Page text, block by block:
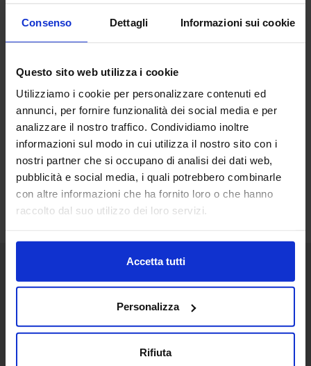
Consenso Dettagli Informazioni sui cookie
Questo sito web utilizza i cookie
Utilizziamo i cookie per personalizzare contenuti ed
annunci, per fornire funzionalità dei social media e per
analizzare il nostro traffico. Condividiamo inoltre
informazioni sul modo in cui utilizza il nostro sito con i
nostri partner che si occupano di analisi dei dati web,
pubblicità e social media, i quali potrebbero combinarle
con altre informazioni che ha fornito loro o che hanno
raccolto dal suo utilizzo dei loro servizi.
Accetta tutti
Personalizza
Rifiuta
Senaf srl
+ 39 051.325511
+ 39 02.332039460